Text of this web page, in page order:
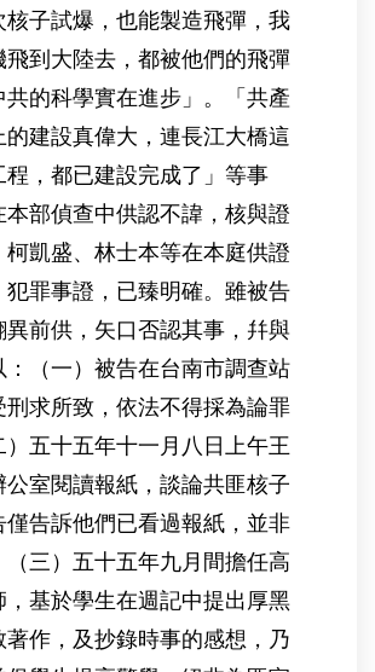
核子試爆，也能製造飛彈，我
飛到大陸去，都被他們的飛彈
共的科學實在進步」。「共產
的建設真偉大，連長江大橋這
程，都已建設完成了」等事
本部偵查中供認不諱，核與證
柯凱盛、林士本等在本庭供證
犯罪事證，已臻明確。雖被告
異前供，矢口否認其事，幷與
：（一）被告在台南市調查站
刑求所致，依法不得採為論罪
）五十五年十一月八日上午王
公室閱讀報紙，談論共匪核子
僅告訴他們已看過報紙，並非
（三）五十五年九月間擔任高
，基於學生在週記中提出厚黑
作，及抄錄時事的感想，乃